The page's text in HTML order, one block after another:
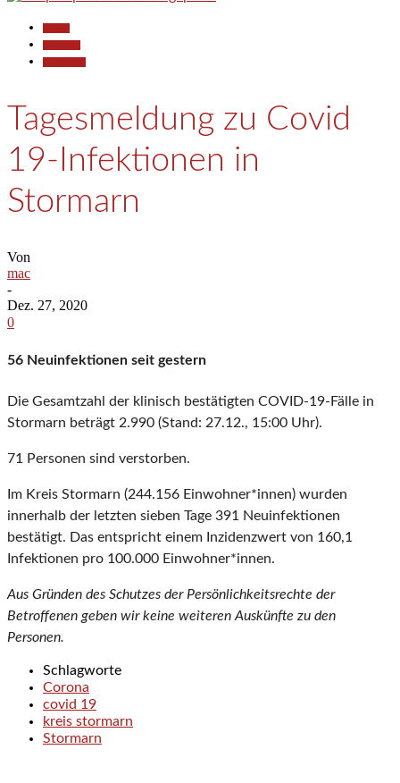
Tagesmeldung zu Covid
19-Infektionen in
Stormarn
Von
mac
-
Dez. 27, 2020
0
56 Neuinfektionen seit gestern
Die Gesamtzahl der klinisch bestätigten COVID-19-Fälle in
Stormarn beträgt 2.990 (Stand: 27.12., 15:00 Uhr).
71 Personen sind verstorben.
Im Kreis Stormarn (244.156 Einwohner*innen) wurden
innerhalb der letzten sieben Tage 391 Neuinfektionen
bestätigt. Das entspricht einem Inzidenzwert von 160,1
Infektionen pro 100.000 Einwohner*innen.
Aus Gründen des Schutzes der Persönlichkeitsrechte der
Betroffenen geben wir keine weiteren Auskünfte zu den
Personen.
Schlagworte
Corona
covid 19
kreis stormarn
Stormarn